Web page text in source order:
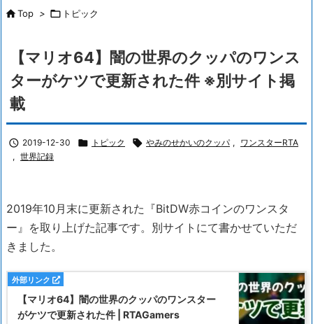
Top >  トピック
【マリオ64】闇の世界のクッパのワンス
ターがケツで更新された件 ※別サイト掲
載
 2019-12-30  トピック  やみのせかいのクッパ , ワンスターRTA
, 世界記録
2019年10月末に更新された『BitDW赤コインのワンスタ
ー』を取り上げた記事です。別サイトにて書かせていただ
きました。
【マリオ64】闇の世界のクッパのワンスター
がケツで更新された件 | RTAGamers